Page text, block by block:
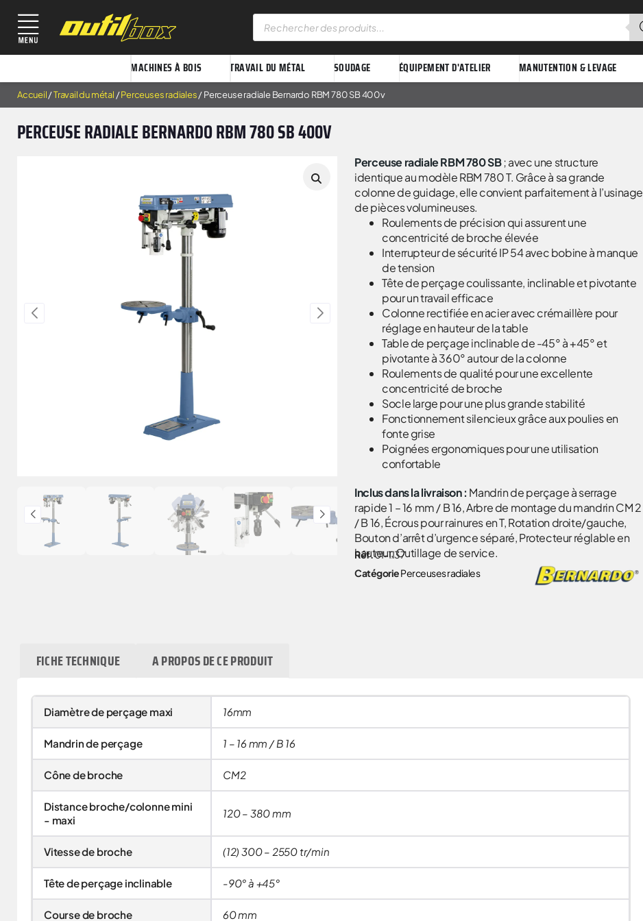
MACHINES À BOIS TRAVAIL DU MÉTAL SOUDAGE ÉQUIPEMENT D'ATELIER MANUTENTION & LEVAGE
Accueil/Travail du métal /Perceuses radiales/ Perceuse radiale Bernardo RBM 780 SB 400v
PERCEUSE RADIALE BERNARDO RBM 780 SB 400V
Perceuse radiale RBM 780 SB; avec une structure
identique au modèle RBM 780 T. Grâce à sa grande
colonne de guidage, elle convient parfaitement à l’usinage
de pièces volumineuses.
Roulements de précision qui assurent une
concentricité de broche élevée
Interrupteur de sécurité IP 54 avec bobine à manque
de tension
Tête de perçage coulissante, inclinable et pivotante
pour un travail efficace
Colonne rectifiée en acier avec crémaillère pour
réglage en hauteur de la table
Table de perçage inclinable de -45° à +45° et
pivotante à 360° autour de la colonne
Roulements de qualité pour une excellente
concentricité de broche
Socle large pour une plus grande stabilité
Fonctionnement silencieux grâce aux poulies en
fonte grise
Poignées ergonomiques pour une utilisation
confortable
Inclus dans la livraison : Mandrin de perçage à serrage
rapide 1 – 16 mm / B 16, Arbre de montage du mandrin CM 2
/ B 16, Écrous pour rainures en T, Rotation droite/gauche,
Bouton d’arrêt d’urgence séparé, Protecteur réglable en
hauteur, Outillage de service.
Réf.01-1137
CatégoriePerceuses radiales
FICHE TECHNIQUE A PROPOS DE CE PRODUIT
Diamètre de perçage maxi 16mm
Mandrin de perçage 1 – 16 mm / B 16
Cône de broche CM2
Distance broche/colonne mini
- maxi
120 – 380 mm
Vitesse de broche (12) 300 – 2550 tr/min
Tête de perçage inclinable -90° à +45°
Course de broche 60 mm